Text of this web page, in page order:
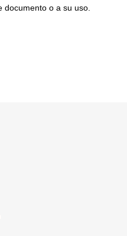
documento o a su uso.